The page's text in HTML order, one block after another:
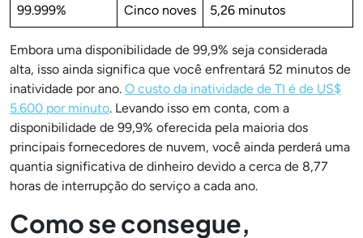
99.999% Cinco noves 5,26 minutos
Embora uma disponibilidade de 99,9% seja considerada
alta, isso ainda significa que você enfrentará 52 minutos de
inatividade por ano. O custo da inatividade de TI é de US$
5.600 por minuto. Levando isso em conta, com a
disponibilidade de 99,9% oferecida pela maioria dos
principais fornecedores de nuvem, você ainda perderá uma
quantia significativa de dinheiro devido a cerca de 8,77
horas de interrupção do serviço a cada ano.
Como se consegue,